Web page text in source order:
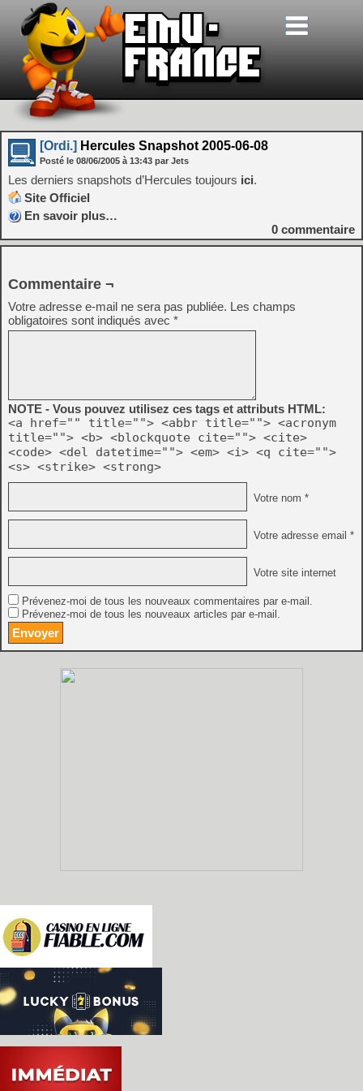
[Ordi.] Hercules Snapshot 2005-06-08
Posté le 08/06/2005 à 13:43 par Jets
Les derniers snapshots d’Hercules toujours ici.
Site Officiel
En savoir plus…
0 commentaire
Commentaire ¬
Votre adresse e-mail ne sera pas publiée. Les champs
obligatoires sont indiqués avec *
NOTE - Vous pouvez utilisez ces tags et attributs HTML:
<a href="" title=""> <abbr title=""> <acronym
title=""> <b> <blockquote cite=""> <cite>
<code> <del datetime=""> <em> <i> <q cite="">
<s> <strike> <strong>
Votre nom *
Votre adresse email *
Votre site internet
Prévenez-moi de tous les nouveaux commentaires par e-mail.
Prévenez-moi de tous les nouveaux articles par e-mail.